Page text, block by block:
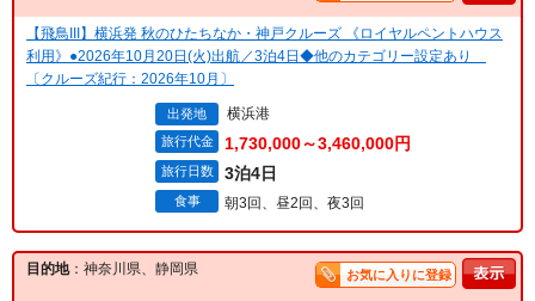
【飛鳥III】横浜発 秋のひたちなか・神戸クルーズ 《ロイヤルペントハウス
利用》●2026年10月20日(火)出航／3泊4日◆他のカテゴリー設定あり
〔クルーズ紀行：2026年10月〕
出発地 横浜港
旅行代金 1,730,000～3,460,000円
旅行日数 3泊4日
食事 朝3回、昼2回、夜3回
目的地：神奈川県、静岡県 お気に入りに登録